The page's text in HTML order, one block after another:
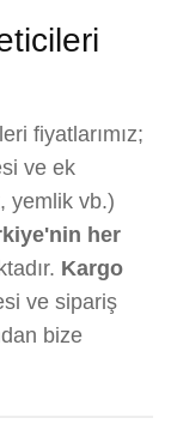
fiyatlarımız;
ve ek
yemlik vb.)
her
Kargo
ve sipariş
bize